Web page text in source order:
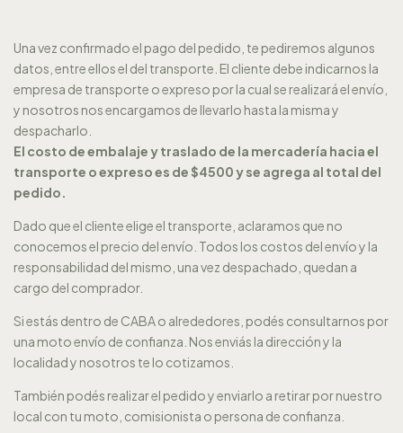
Una vez confirmado el pago del pedido, te pediremos algunos
datos, entre ellos el del transporte. El cliente debe indicarnos la
empresa de transporte o expreso por la cual se realizará el envío,
y nosotros nos encargamos de llevarlo hasta la misma y
despacharlo.
El costo de embalaje y traslado de la mercadería hacia el
transporte o expreso es de $4500 y se agrega al total del
pedido.
Dado que el cliente elige el transporte, aclaramos que no
conocemos el precio del envío. Todos los costos del envío y la
responsabilidad del mismo, una vez despachado, quedan a
cargo del comprador.
Si estás dentro de CABA o alrededores, podés consultarnos por
una moto envío de confianza. Nos enviás la dirección y la
localidad y nosotros te lo cotizamos.
También podés realizar el pedido y enviarlo a retirar por nuestro
local con tu moto, comisionista o persona de confianza.